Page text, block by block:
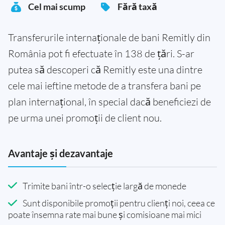
Cel mai scump Fără taxă
Transferurile internaționale de bani Remitly din
România pot fi efectuate în 138 de țări. S-ar
putea să descoperi că Remitly este una dintre
cele mai ieftine metode de a transfera bani pe
plan internațional, în special dacă beneficiezi de
pe urma unei promoții de client nou.
Avantaje și dezavantaje
Trimite bani într-o selecție largă de monede
Sunt disponibile promoții pentru clienți noi, ceea ce
poate însemna rate mai bune și comisioane mai mici